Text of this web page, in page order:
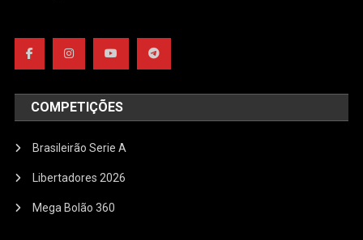
COMPETIÇÕES
Brasileirão Serie A
Libertadores 2026
Mega Bolão 360